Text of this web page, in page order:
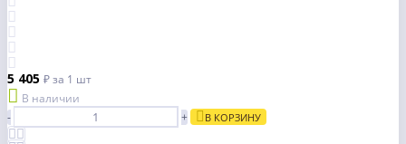
5 405 ₽за 1 шт
В наличии
-
+ В КОРЗИНУ